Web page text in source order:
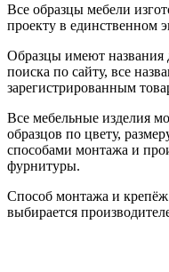
Все образцы мебели
проекту в единственном
Образцы имеют названия
поиска по сайту, все
зарегистрированным
Все мебельные изделия
образцов по цвету,
способами монтажа и
фурнитуры.
Способ монтажа и
выбирается